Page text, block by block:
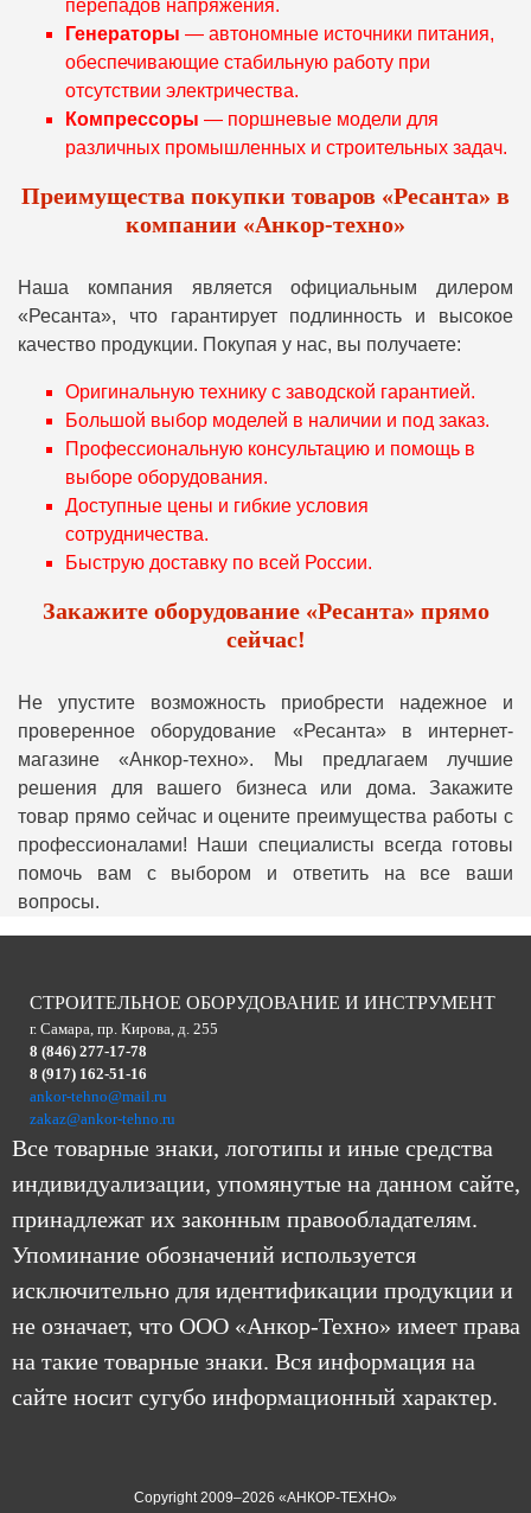
перепадов напряжения.
Генераторы — автономные источники питания,
обеспечивающие стабильную работу при
отсутствии электричества.
Компрессоры — поршневые модели для
различных промышленных и строительных задач.
Преимущества покупки товаров «Ресанта» в
компании «Анкор-техно»
Наша компания является официальным дилером
«Ресанта», что гарантирует подлинность и высокое
качество продукции. Покупая у нас, вы получаете:
Оригинальную технику с заводской гарантией.
Большой выбор моделей в наличии и под заказ.
Профессиональную консультацию и помощь в
выборе оборудования.
Доступные цены и гибкие условия
сотрудничества.
Быструю доставку по всей России.
Закажите оборудование «Ресанта» прямо
сейчас!
Не упустите возможность приобрести надежное и
проверенное оборудование «Ресанта» в интернет-
магазине «Анкор-техно». Мы предлагаем лучшие
решения для вашего бизнеса или дома. Закажите
товар прямо сейчас и оцените преимущества работы с
профессионалами! Наши специалисты всегда готовы
помочь вам с выбором и ответить на все ваши
вопросы.
СТРОИТЕЛЬНОЕ ОБОРУДОВАНИЕ И ИНСТРУМЕНТ
г. Самара, пр. Кирова, д. 255
8 (846) 277-17-78
8 (917) 162-51-16
ankor-tehno@mail.ru
zakaz@ankor-tehno.ru
Все товарные знаки, логотипы и иные средства
индивидуализации, упомянутые на данном сайте,
принадлежат их законным правообладателям.
Упоминание обозначений используется
исключительно для идентификации продукции и
не означает, что ООО «Анкор-Техно» имеет права
на такие товарные знаки. Вся информация на
сайте носит сугубо информационный характер.
Copyright 2009–2026 «АНКОР-ТЕХНО»